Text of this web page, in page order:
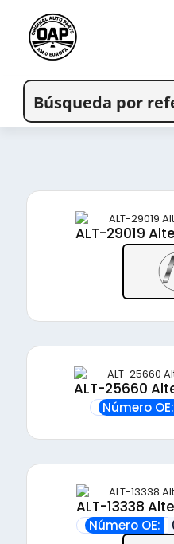
ALT-29019
ALT-25660
Número OE:
ALT-13338
Número OE: